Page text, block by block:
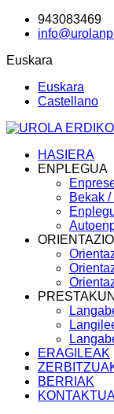
943083469
Euskara
Euskara
Castellano
HASIERA
ENPLEGUA
Bekak
ERAGILEAK
BERRIAK